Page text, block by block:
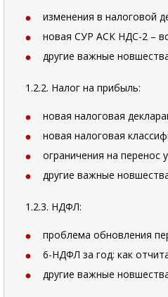
изменения в налоговой
новая СУР АСК НДС-2 –
другие важные
1.2.2. Налог на прибыль:
новая налоговая
новая налоговая
ограничения на перенос
другие важные
1.2.3. НДФЛ:
проблема обновления
6-НДФЛ за год: как
другие важные